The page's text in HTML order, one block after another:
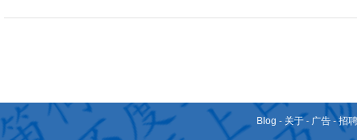
Blog - 关于 - 广告 -招